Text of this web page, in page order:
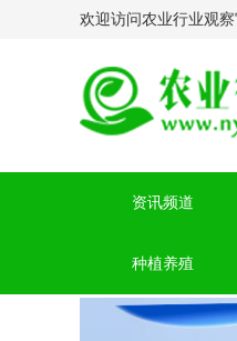
欢迎访问农业行业观
资讯频道
种植养殖